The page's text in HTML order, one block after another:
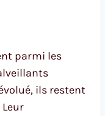
parmi les
ils restent